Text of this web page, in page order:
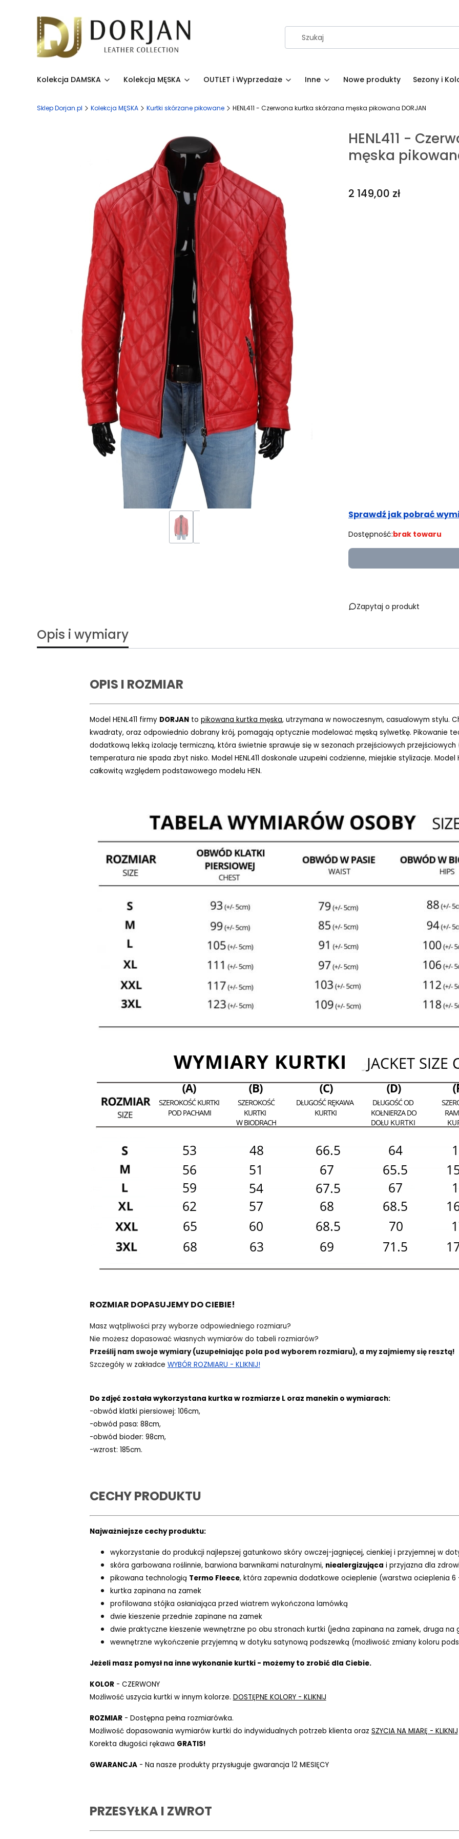
Kolekcja DAMSKA Kolekcja MĘSKA OUTLET i Wyprzedaże Inne Nowe produkty Sezony i
Sklep Dorjan.pl Kolekcja MĘSKA Kurtki skórzane pikowane HENL411 - Czerwona kurtka skórzana męska pikowana DORJAN
HENL411 -
męska
Cena
2 149,00 zł
Sprawdź jak pobrać
Dostępność:brak towaru
Zapytaj o produkt
Opis i wymiary
OPIS I ROZMIAR
Model HENL411 firmy DORJAN to pikowana kurtka męska, utrzymana w nowoczesnym, casualowym stylu.
kwadraty, oraz odpowiednio dobrany krój, pomagają optycznie modelować męską sylwetkę. Pikowanie
dodatkową lekką izolację termiczną, która świetnie sprawuje się w sezonach przejściowych
temperatura nie spada zbyt nisko. Model HENL411 doskonale uzupełni codzienne, miejskie stylizacje. Model
całkowitą względem podstawowego modelu HEN.
ROZMIAR DOPASUJEMY DO CIEBIE!
Masz wątpliwości przy wyborze odpowiedniego rozmiaru?
Nie możesz dopasować własnych wymiarów do tabeli rozmiarów?
Prześlij nam swoje wymiary (uzupełniając pola pod wyborem rozmiaru), a my zajmiemy się resztą!
Szczegóły w zakładce WYBÓR ROZMIARU - KLIKNIJ!
Do zdjęć została wykorzystana kurtka w rozmiarze L oraz manekin o wymiarach:
-obwód klatki piersiowej: 106cm,
-obwód pasa: 88cm,
-obwód bioder: 98cm,
-wzrost: 185cm.
CECHY PRODUKTU
Najważniejsze cechy produktu:
wykorzystanie do produkcji najlepszej gatunkowo skóry owczej-jagnięcej, cienkiej i przyjemnej w
skóra garbowana roślinnie, barwiona barwnikami naturalnymi, niealergizująca i przyjazna dla
pikowana technologią Termo Fleece, która zapewnia dodatkowe ocieplenie (warstwa ocieplenia 6
kurtka zapinana na zamek
profilowana stójka osłaniająca przed wiatrem wykończona lamówką
dwie kieszenie przednie zapinane na zamek
dwie praktyczne kieszenie wewnętrzne po obu stronach kurtki (jedna zapinana na zamek, druga na
wewnętrzne wykończenie przyjemną w dotyku satynową podszewką (możliwość zmiany koloru
Jeżeli masz pomysł na inne wykonanie kurtki - możemy to zrobić dla Ciebie.
KOLOR- CZERWONY
Możliwość uszycia kurtki w innym kolorze. DOSTĘPNE KOLORY - KLIKNIJ
ROZMIAR- Dostępna pełna rozmiarówka.
Możliwość dopasowania wymiarów kurtki do indywidualnych potrzeb klienta oraz SZYCIA NA MIARĘ - KLIKNIJ
Korekta długości rękawa GRATIS!
GWARANCJA- Na nasze produkty przysługuje gwarancja 12 MIESIĘCY
PRZESYŁKA I ZWROT